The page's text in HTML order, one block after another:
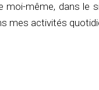
moi-même, dans le
mes activités